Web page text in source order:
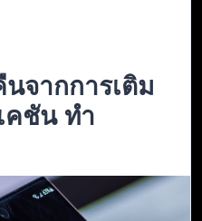
จากการเติม
คชัน ทำ